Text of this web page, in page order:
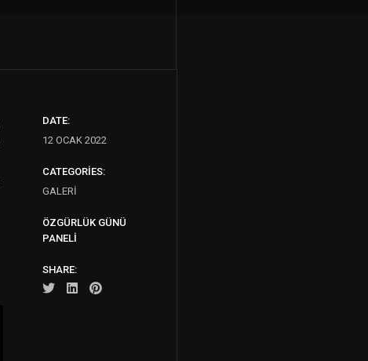
DATE:
12 OCAK 2022
CATEGORIES:
GALERI
ÖZGÜRLÜK GÜNÜ
PANELI
SHARE: